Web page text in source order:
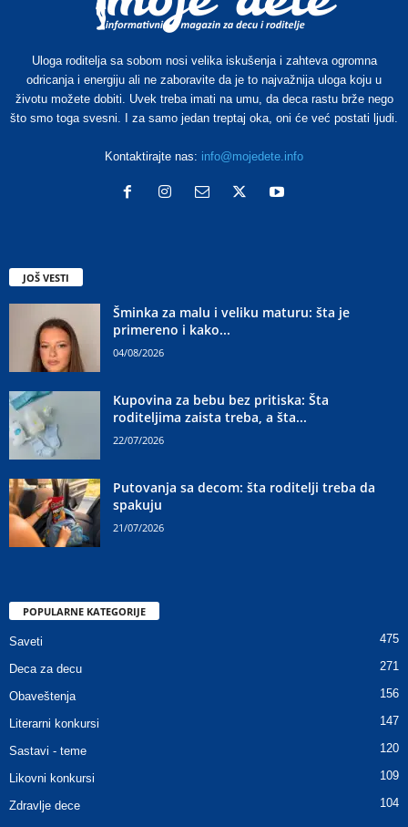
Uloga roditelja sa sobom nosi velika iskušenja i zahteva ogromna
odricanja i energiju ali ne zaboravite da je to najvažnija uloga koju u
životu možete dobiti. Uvek treba imati na umu, da deca rastu brže nego
što smo toga svesni. I za samo jedan treptaj oka, oni će već postati ljudi.
Kontaktirajte nas: info@mojedete.info
JOŠ VESTI
Šminka za malu i veliku maturu: šta je
primereno i kako...
04/08/2026
Kupovina za bebu bez pritiska: Šta
roditeljima zaista treba, a šta...
22/07/2026
Putovanja sa decom: šta roditelji treba da
spakuju
21/07/2026
POPULARNE KATEGORIJE
Saveti 475
Deca za decu 271
Obaveštenja 156
Literarni konkursi 147
Sastavi - teme 120
Likovni konkursi 109
Zdravlje dece 104